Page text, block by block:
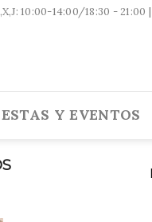
10:00-14:00/18:30 - 21:00
Y EVENTOS